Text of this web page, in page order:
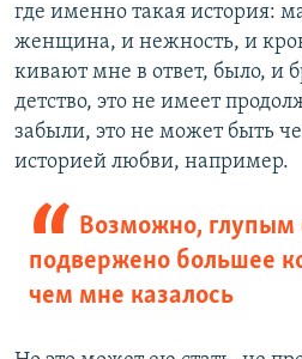
где именно такая история:
женщина, и нежность, и
кивают мне в ответ, было, и
детство, это не имеет
забыли, это не может быть
историей любви, например.
Возможно, глупым
подвержено большее
чем мне казалось